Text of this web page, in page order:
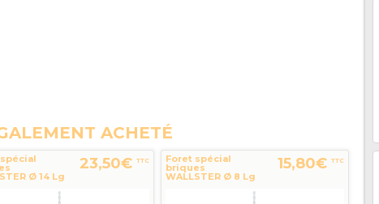
ACHETÉ
Ø 14 Lg
23,50€ TTC Foret spécial
briques
WALLSTER Ø 8 Lg
15,80€ TTC